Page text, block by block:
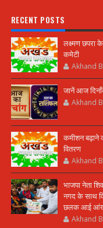
RECENT POSTS
लक्ष्मण छपरा
कमेटी
Akhand
जानें आज
Akhand
कमीशन बढ़ाने
वितरण
Akhand
भाजपा नेता
नगद के साथ
छलक आई
Akhand